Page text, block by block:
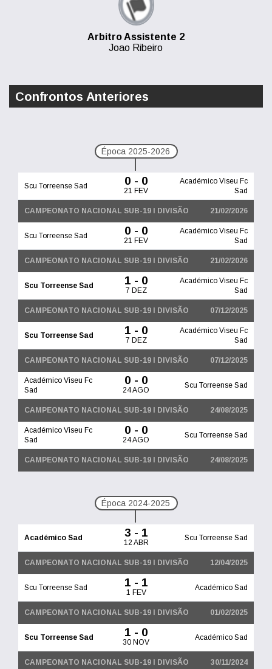
Arbitro Assistente 2
Joao Ribeiro
Confrontos Anteriores
Época 2025-2026
Scu Torreense Sad 0 - 0
21 FEV
Académico Viseu Fc
Sad
CAMPEONATO NACIONAL SUB-19 I DIVISÃO 21/02/2026
Scu Torreense Sad 0 - 0
21 FEV
Académico Viseu Fc
Sad
CAMPEONATO NACIONAL SUB-19 I DIVISÃO 21/02/2026
Scu Torreense Sad 1 - 0
7 DEZ
Académico Viseu Fc
Sad
CAMPEONATO NACIONAL SUB-19 I DIVISÃO 07/12/2025
Scu Torreense Sad 1 - 0
7 DEZ
Académico Viseu Fc
Sad
CAMPEONATO NACIONAL SUB-19 I DIVISÃO 07/12/2025
Académico Viseu Fc
Sad
0 - 0
24 AGO
Scu Torreense Sad
CAMPEONATO NACIONAL SUB-19 I DIVISÃO 24/08/2025
Académico Viseu Fc
Sad
0 - 0
24 AGO
Scu Torreense Sad
CAMPEONATO NACIONAL SUB-19 I DIVISÃO 24/08/2025
Época 2024-2025
Académico Sad 3 - 1
12 ABR
Scu Torreense Sad
CAMPEONATO NACIONAL SUB-19 I DIVISÃO 12/04/2025
Scu Torreense Sad 1 - 1
1 FEV
Académico Sad
CAMPEONATO NACIONAL SUB-19 I DIVISÃO 01/02/2025
Scu Torreense Sad 1 - 0
30 NOV
Académico Sad
CAMPEONATO NACIONAL SUB-19 I DIVISÃO 30/11/2024